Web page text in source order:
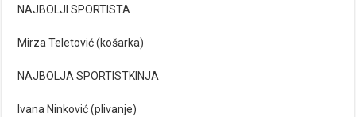
NAJBOLJI SPORTISTA
Mirza Teletović (košarka)
NAJBOLJA SPORTISTKINJA
Ivana Ninković (plivanje)